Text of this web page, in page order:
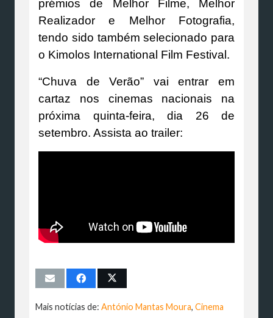
prémios de Melhor Filme, Melhor
Realizador e Melhor Fotografia,
tendo sido também selecionado para
o Kimolos International Film Festival.
“Chuva de Verão” vai entrar em
cartaz nos cinemas nacionais na
próxima quinta-feira, dia 26 de
setembro. Assista ao trailer:
Mais notícias de: António Mantas Moura, Cinema